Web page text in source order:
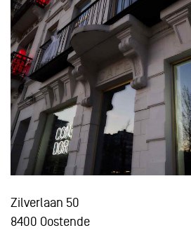
Zilverlaan 50
8400 Oostende